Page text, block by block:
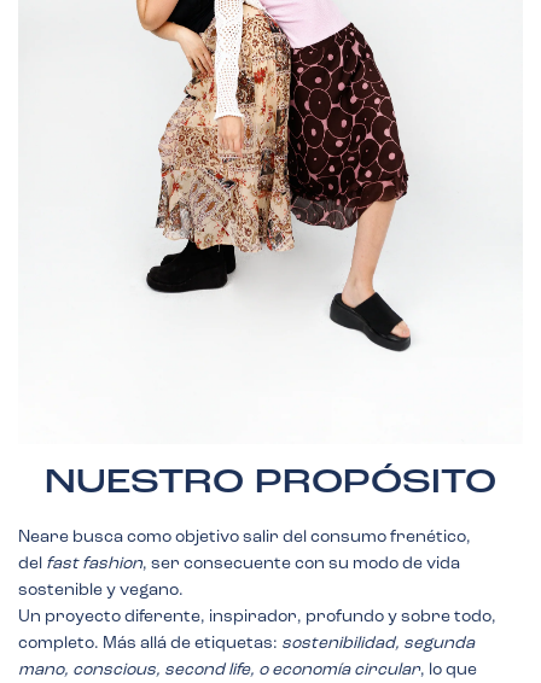
NUESTRO PROPÓSITO
Neare busca como objetivo salir del consumo frenético,
del fast fashion, ser consecuente con su modo de vida
sostenible y vegano.
Un proyecto diferente, inspirador, profundo y sobre todo,
completo. Más allá de etiquetas: sostenibilidad, segunda
mano, conscious, second life, o economía circular, lo que